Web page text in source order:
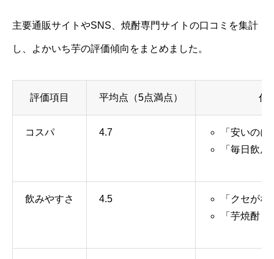
主要通販サイトやSNS、焼酎専門サイトの口コミを集計
し、よかいち芋の評価傾向をまとめました。
評価項目 平均点（5点満点） 代
コスパ 4.7
「安いの
「毎日飲
飲みやすさ 4.5
「クセが
「芋焼酎